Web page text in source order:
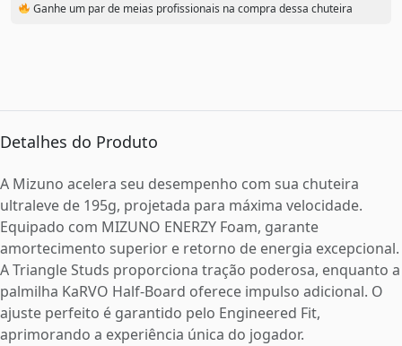
Ganhe um par de meias profissionais na compra dessa chuteira
Detalhes do Produto
A Mizuno acelera seu desempenho com sua chuteira
ultraleve de 195g, projetada para máxima velocidade.
Equipado com MIZUNO ENERZY Foam, garante
amortecimento superior e retorno de energia excepcional.
A Triangle Studs proporciona tração poderosa, enquanto a
palmilha KaRVO Half-Board oferece impulso adicional. O
ajuste perfeito é garantido pelo Engineered Fit,
aprimorando a experiência única do jogador.